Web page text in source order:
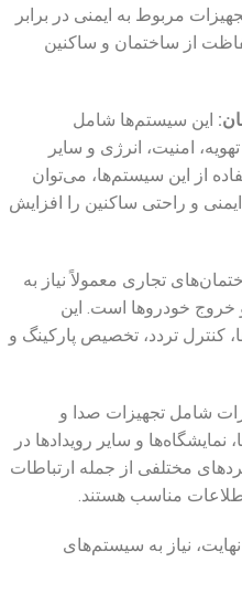
مربوط به ایمنی در برابر
از ساختمان و ساکنین
: این سیستم‌ها شامل
امنیت، انرژی و سایر
از این سیستم‌ها، می‌توان
و راحتی ساکنین را افزایش
تجاری معمولاً نیاز به
خروج خودروها است. این
کنترل تردد، تخصیص پارکینگ و
شامل تجهیزات صدا و
و سایر رویدادها در
مختلفی از جمله ارتباطات
مناسب هستند.
نیاز به سیستم‌های